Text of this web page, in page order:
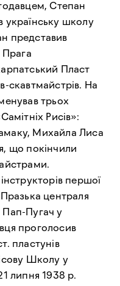
Степан
українську школу
представив
Прага
Пласт
скавтмайстрів. На
трьох
Рисів»:
Михайла Лиса
що покінчили
першої
централя
Пап-Пугач у
проголосив
пластунів
Школу у
липня 1938 р.